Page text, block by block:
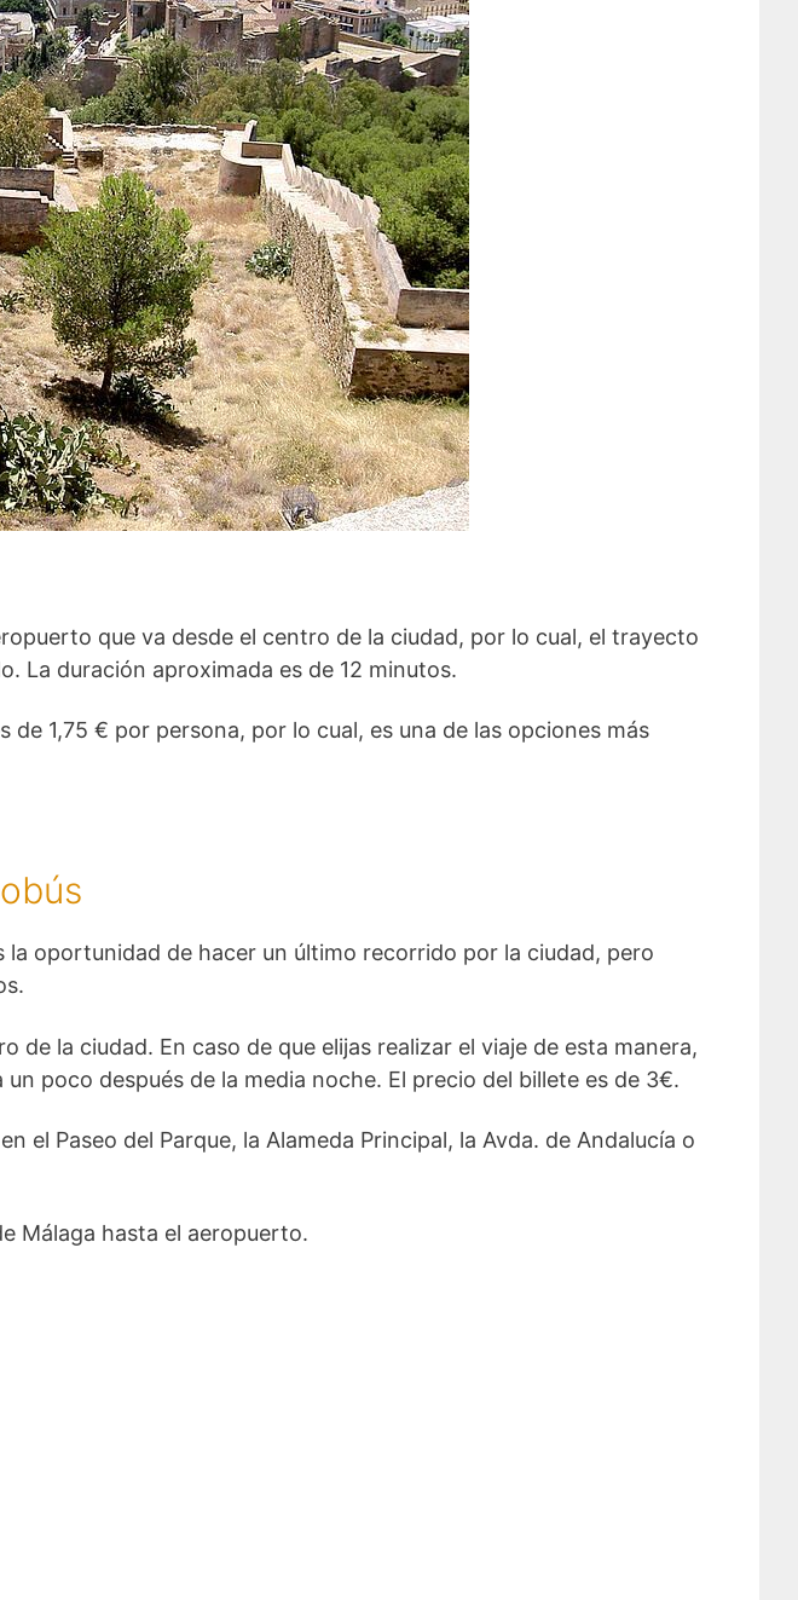
que va desde el centro de la ciudad, por lo cual, el trayecto
La duración aproximada es de 12 minutos.
1,75 € por persona, por lo cual, es una de las opciones más
oportunidad de hacer un último recorrido por la ciudad, pero
la ciudad. En caso de que elijas realizar el viaje de esta manera,
poco después de la media noche. El precio del billete es de 3€.
el Paseo del Parque, la Alameda Principal, la Avda. de Andalucía o
Málaga hasta el aeropuerto.